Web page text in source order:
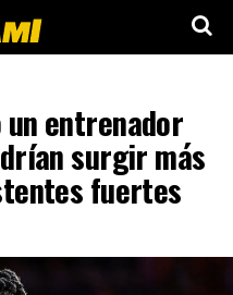
un entrenador
surgir más
fuertes